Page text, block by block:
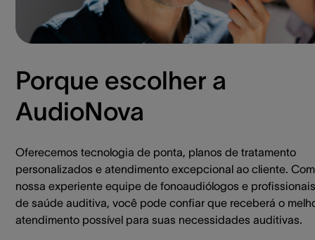
Porque escolher a
AudioNova
Oferecemos tecnologia de ponta, planos de tratamento
personalizados e atendimento excepcional ao cliente. Com
nossa experiente equipe de fonoaudiólogos e profissionais
de saúde auditiva, você pode confiar que receberá o
atendimento possível para suas necessidades auditivas.